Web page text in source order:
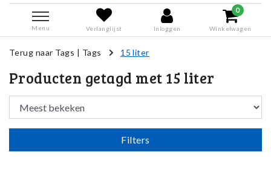
Menu Verlanglijst Inloggen
0
Winkelwagen
Terug naar Tags | Tags 15 liter
Producten getagd met 15 liter
Filters